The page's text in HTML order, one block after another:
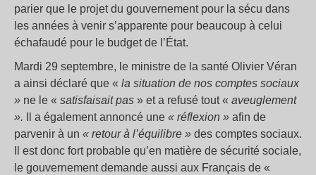
parier que le projet du gouvernement pour la sécu dans
les années à venir s’apparente pour beaucoup à celui
échafaudé pour le budget de l’État.
Mardi 29 septembre, le ministre de la santé Olivier Véran
a ainsi déclaré que « la situation de nos comptes sociaux
» ne le « satisfaisait pas » et a refusé tout « aveuglement
».
Il a également annoncé une « réflexion » afin de
parvenir à un « retour à l’équilibre » des comptes sociaux.
Il est donc fort probable qu’en matière de sécurité sociale,
le gouvernement demande aussi aux Français de «